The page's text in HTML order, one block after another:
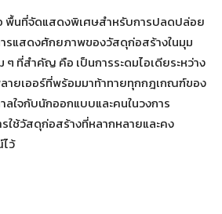
พื้นที่จัดแสดงพิเศษสำหรับการปลดปล่อย
รแสดงศักยภาพของวัสดุก่อสร้างในมุม
ๆ ที่สำคัญ คือ เป็นการระดมไอเดียระหว่าง
ายเออร์ที่พร้อมมาท้าทายทุกกฎเกณฑ์ของ
ใจกับนักออกแบบและคนในวงการ
ใช้วัสดุก่อสร้างที่หลากหลายและคง
ว้